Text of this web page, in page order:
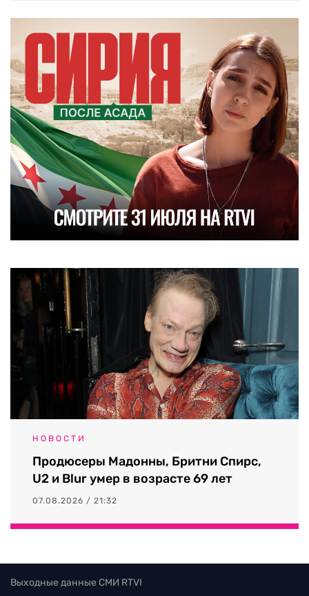
НОВОСТИ
Продюсеры Мадонны, Бритни Спирс,
U2 и Blur умер в возрасте 69 лет
07.08.2026 / 21:32
Выходные данные СМИ RTVI